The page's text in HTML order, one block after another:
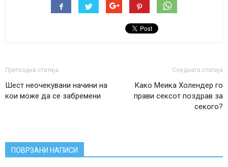
Претходна статија
Шест неочекувани начини на
кои може да се забремени
Следната статија
Како Меика Холендер го
прави сексот поздрав за
секого?
ПОВРЗАНИ НАПИСИ